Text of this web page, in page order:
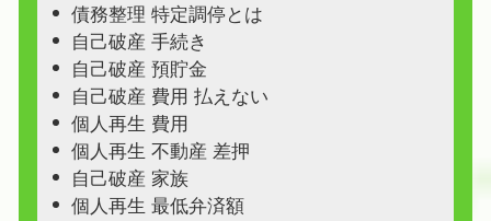
債務整理 特定調停とは
自己破産 手続き
自己破産 預貯金
自己破産 費用 払えない
個人再生 費用
個人再生 不動産 差押
自己破産 家族
個人再生 最低弁済額